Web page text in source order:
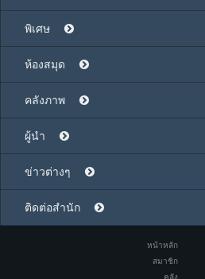
พิเศษ
ห้องสมุด
คลังภาพ
ผู้นำ
ข่าวต่างๆ
ติดต่อสำนัก
หน้าหลัก
สมาชิก
คลัง